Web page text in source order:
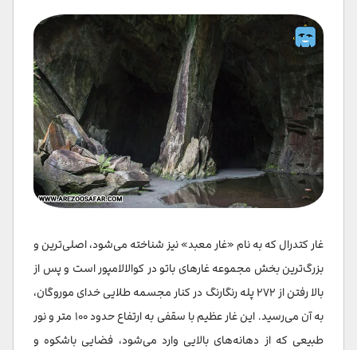
غار کتدرال که به نام «غار معبد» نیز شناخته می‌شود، اصلی‌ترین و
بزرگ‌ترین بخش مجموعه غارهای باتو در کوالالامپور است و پس از
بالا رفتن از ۲۷۲ پله رنگارنگ در کنار مجسمه طلایی خدای موروگان،
به آن می‌رسید. این غار عظیم با سقفی به ارتفاع حدود ۱۰۰ متر و نور
طبیعی که از دهانه‌های بالایی وارد می‌شود، فضایی باشکوه و